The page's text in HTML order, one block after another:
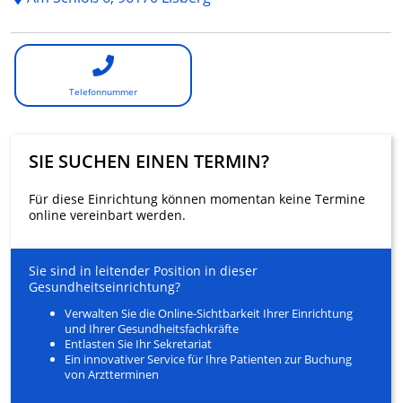
Telefonnummer
SIE SUCHEN EINEN TERMIN?
Für diese Einrichtung können momentan keine Termine
online vereinbart werden.
Sie sind in leitender Position in dieser
Gesundheitseinrichtung?
Verwalten Sie die Online-Sichtbarkeit Ihrer Einrichtung
und Ihrer Gesundheitsfachkräfte
Entlasten Sie Ihr Sekretariat
Ein innovativer Service für Ihre Patienten zur Buchung
von Arztterminen